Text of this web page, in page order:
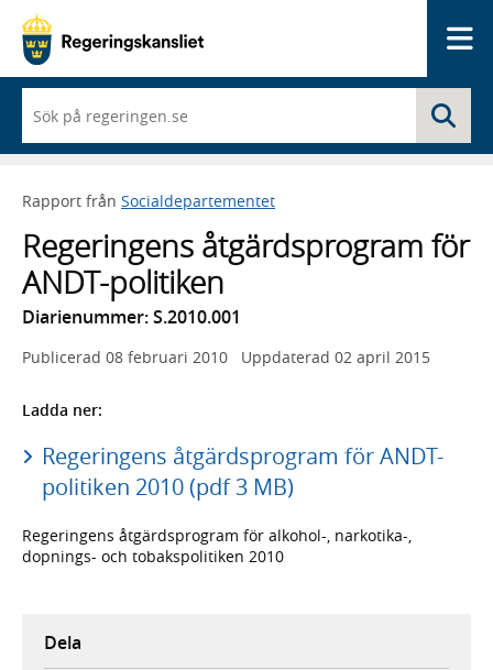
du
börjar
skriva
framträder
lista
med
sökförslag
Rapport från Socialdepartementet
Regeringens åtgärdsprogram för
ANDT-politiken
Diarienummer: S.2010.001
Publicerad 08 februari 2010 Uppdaterad 02 april 2015
Ladda ner:
Regeringens åtgärdsprogram för ANDT-
politiken 2010 (pdf 3 MB)
Regeringens åtgärdsprogram för alkohol-, narkotika-,
dopnings- och tobakspolitiken 2010
Dela